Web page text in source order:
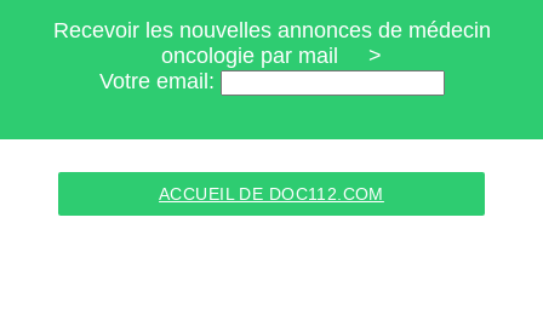
Recevoir les nouvelles annonces de médecin
oncologie par mail >
Votre email:
ACCUEIL DE DOC112.COM